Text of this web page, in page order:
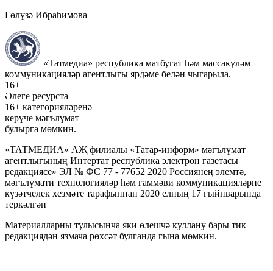
Гөлүзә Ибраһимова
«Татмедиа» республика матбугат һәм массакүләм
коммуникацияләр агентлыгы ярдәме белән чыгарыла.
16+
Әлеге ресурста
16+ категорияләренә
керүче мәгълүмат
булырга мөмкин.
«ТАТМЕДИА» АҖ филиалы «Татар-информ» мәгълүмат
агентлыгының Интертат республика электрон газетасы
редакциясе» ЭЛ № ФС 77 - 77652 2020 Россиянең элемтә,
мәгълүмати технологияләр һәм гаммәви коммуникацияләрне
күзәтчелек хезмәте тарафыннан 2020 елның 17 гыйнварында
теркәлгән
Материалларны тулысынча яки өлешчә куллану бары тик
редакциядән язмача рөхсәт булганда гына мөмкин.